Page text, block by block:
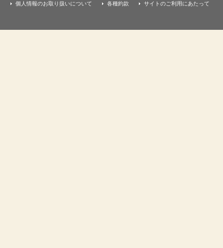
個人情報のお取り扱いについて 各種約款 サイトのご利用にあたって